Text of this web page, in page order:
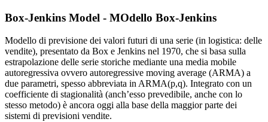
Box-Jenkins Model - MOdello Box-Jenkins
Modello di previsione dei valori futuri di una serie (in logistica: delle
vendite), presentato da Box e Jenkins nel 1970, che si basa sulla
estrapolazione delle serie storiche mediante una media mobile
autoregressiva ovvero autoregressive moving average (ARMA) a
due parametri, spesso abbreviata in ARMA(p,q). Integrato con un
coefficiente di stagionalità (anch’esso prevedibile, anche con lo
stesso metodo) è ancora oggi alla base della maggior parte dei
sistemi di previsioni vendite.